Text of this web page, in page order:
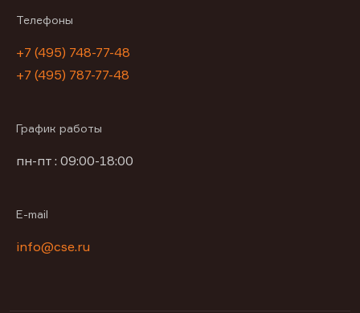
Телефоны
+7 (495) 748-77-48
+7 (495) 787-77-48
График работы
пн-пт : 09:00-18:00
E-mail
info@cse.ru